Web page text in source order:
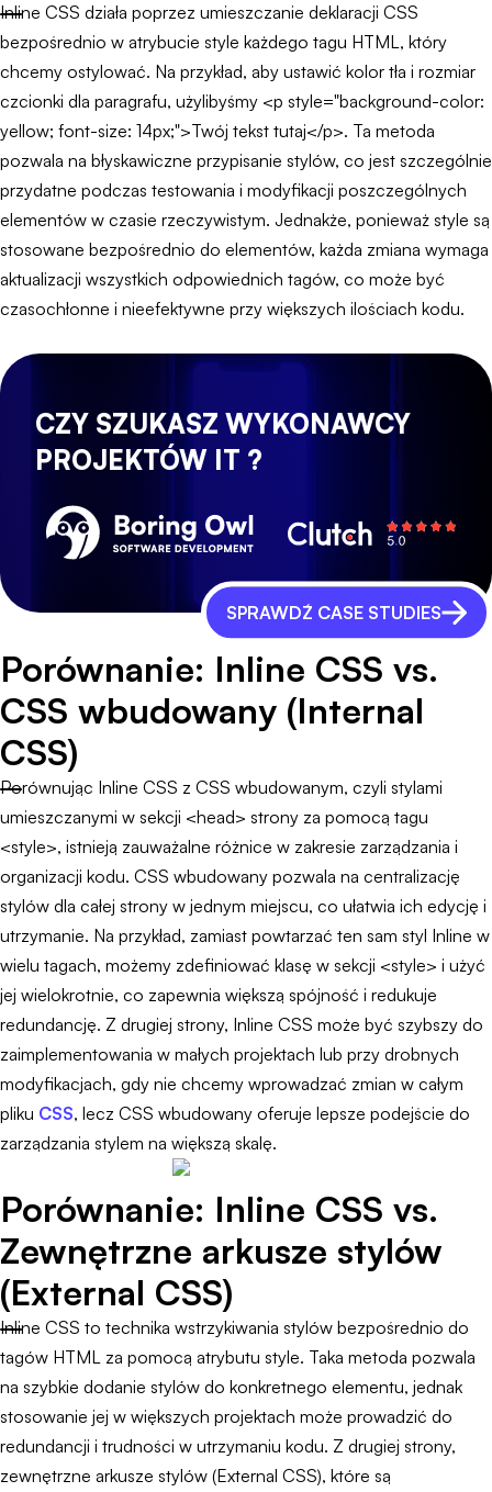
Inline CSS działa poprzez umieszczanie deklaracji CSS
bezpośrednio w atrybucie style każdego tagu HTML, który
chcemy ostylować. Na przykład, aby ustawić kolor tła i rozmiar
czcionki dla paragrafu, użylibyśmy <p style="background-color:
yellow; font-size: 14px;">Twój tekst tutaj</p>. Ta metoda
pozwala na błyskawiczne przypisanie stylów, co jest szczególnie
przydatne podczas testowania i modyfikacji poszczególnych
elementów w czasie rzeczywistym. Jednakże, ponieważ style są
stosowane bezpośrednio do elementów, każda zmiana wymaga
aktualizacji wszystkich odpowiednich tagów, co może być
czasochłonne i nieefektywne przy większych ilościach kodu.
CZY SZUKASZ WYKONAWCY
PROJEKTÓW IT ?
SPRAWDŹ CASE STUDIES
Porównanie: Inline CSS vs.
CSS wbudowany (Internal
CSS)
Porównując Inline CSS z CSS wbudowanym, czyli stylami
umieszczanymi w sekcji <head> strony za pomocą tagu
<style>, istnieją zauważalne różnice w zakresie zarządzania i
organizacji kodu. CSS wbudowany pozwala na centralizację
stylów dla całej strony w jednym miejscu, co ułatwia ich edycję i
utrzymanie. Na przykład, zamiast powtarzać ten sam styl Inline w
wielu tagach, możemy zdefiniować klasę w sekcji <style> i użyć
jej wielokrotnie, co zapewnia większą spójność i redukuje
redundancję. Z drugiej strony, Inline CSS może być szybszy do
zaimplementowania w małych projektach lub przy drobnych
modyfikacjach, gdy nie chcemy wprowadzać zmian w całym
pliku CSS, lecz CSS wbudowany oferuje lepsze podejście do
zarządzania stylem na większą skalę.
Porównanie: Inline CSS vs.
Zewnętrzne arkusze stylów
(External CSS)
Inline CSS to technika wstrzykiwania stylów bezpośrednio do
tagów HTML za pomocą atrybutu style. Taka metoda pozwala
na szybkie dodanie stylów do konkretnego elementu, jednak
stosowanie jej w większych projektach może prowadzić do
redundancji i trudności w utrzymaniu kodu. Z drugiej strony,
zewnętrzne arkusze stylów (External CSS), które są